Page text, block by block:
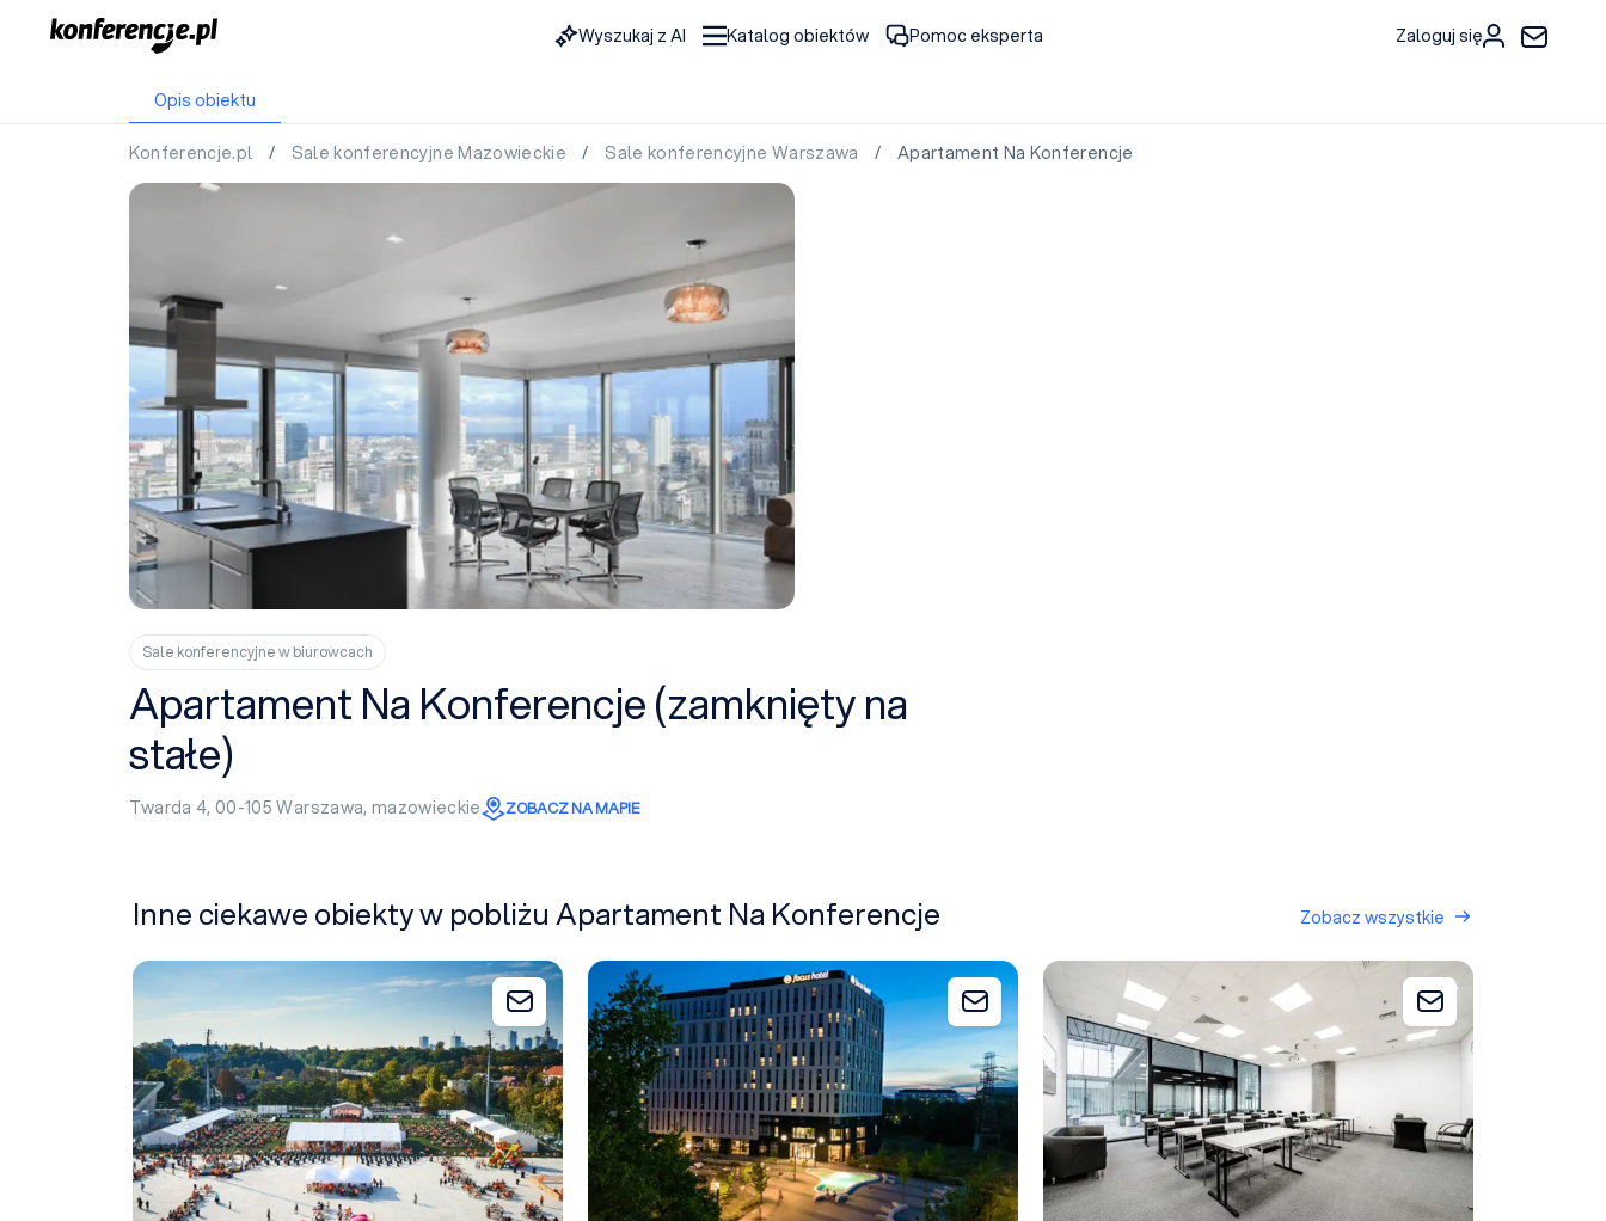
Wyszukaj z AI Katalog obiektów Pomoc eksperta Zaloguj się
Opis obiektu
Konferencje.pl / Sale konferencyjne Mazowieckie / Sale konferencyjne Warszawa / Apartament Na Konferencje
Sale konferencyjne w biurowcach
Apartament Na Konferencje (zamknięty na
stałe)
Twarda 4, 00-105Warszawa, mazowieckie ZOBACZ NA MAPIE
Inne ciekawe obiekty w pobliżu Apartament Na Konferencje Zobacz wszystkie
Warsaw Experience Center
Dodaj do zapytania
Focus Hotel Premium Warszawa
Dodaj do zapytania
Golden Floor Centrum